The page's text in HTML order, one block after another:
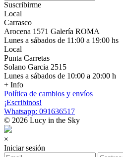
Suscribirme
Local
Carrasco
Arocena 1571 Galería ROMA
Lunes a sábados de 11:00 a 19:00 hs
Local
Punta Carretas
Solano Garcia 2515
Lunes a sábados de 10:00 a 20:00 h
+ Info
Política de cambios y envíos
¡Escribinos!
Whatsapp: 091636517
© 2026 Lucy in the Sky
×
Iniciar sesión